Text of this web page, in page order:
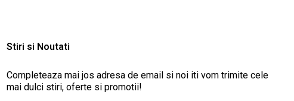
Stiri si Noutati
Completeaza mai jos adresa de email si noi iti vom trimite cele
mai dulci stiri, oferte si promotii!